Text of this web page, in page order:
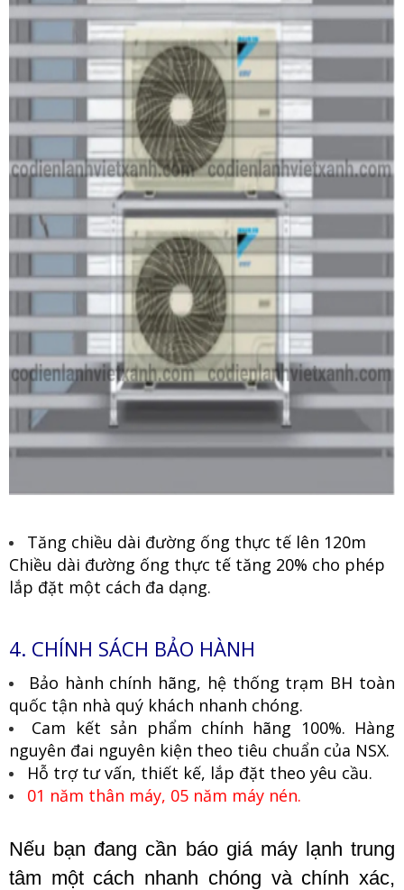
Tăng chiều dài đường ống thực tế lên 120m
Chiều dài đường ống thực tế tăng 20% cho phép
lắp đặt một cách đa dạng.
4. CHÍNH SÁCH BẢO HÀNH
Bảo hành chính hãng, hệ thống trạm BH toàn
quốc tận nhà quý khách nhanh chóng.
Cam kết sản phẩm chính hãng 100%. Hàng
nguyên đai nguyên kiện theo tiêu chuẩn của NSX.
Hỗ trợ tư vấn, thiết kế, lắp đặt theo yêu cầu.
01 năm thân máy, 05 năm máy nén.
Nếu bạn đang cần báo giá máy lạnh trung
tâm một cách nhanh chóng và chính xác,